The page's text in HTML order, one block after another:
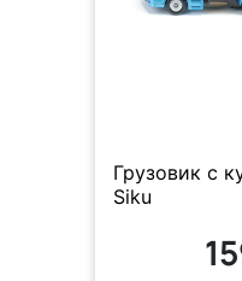
Грузовик с
Siku